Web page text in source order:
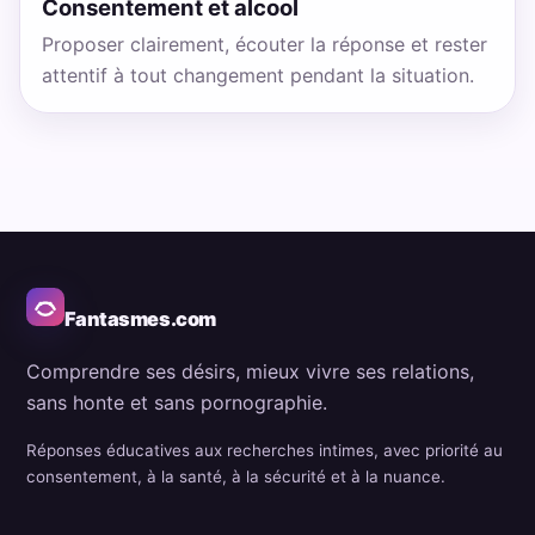
Consentement et alcool
Proposer clairement, écouter la réponse et rester
attentif à tout changement pendant la situation.
Fantasmes.com
Comprendre ses désirs, mieux vivre ses relations,
sans honte et sans pornographie.
Réponses éducatives aux recherches intimes, avec priorité au
consentement, à la santé, à la sécurité et à la nuance.